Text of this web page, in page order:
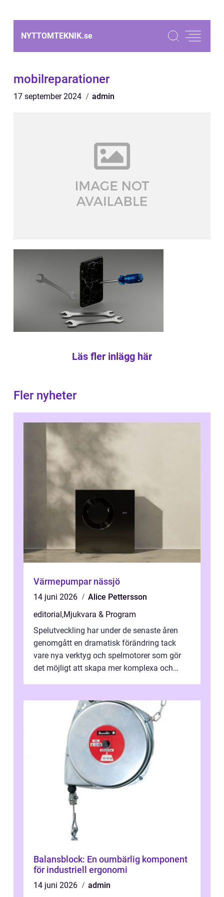
NYTTOMTEKNIK.se
mobilreparationer
17 september 2024 admin
Läs fler inlägg här
Fler nyheter
Värmepumpar nässjö
14 juni 2026
Alice Pettersson
editorial,Mjukvara & Program
Spelutveckling har under de senaste åren
genomgått en dramatisk förändring tack
vare nya verktyg och spelmotorer som gör
det möjligt att skapa mer komplexa och
Balansblock: En oumbärlig komponent
för industriell ergonomi
14 juni 2026 admin